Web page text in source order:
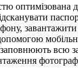
оптимізована
завантажити
всю